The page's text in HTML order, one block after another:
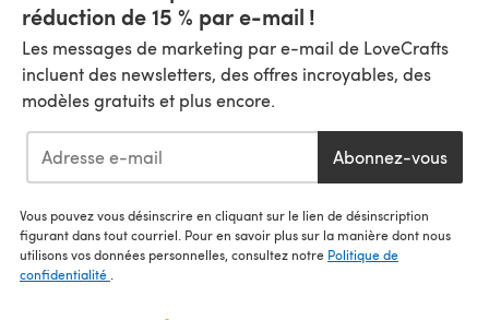
réduction de 15 % par e-mail !
Les messages de marketing par e-mail de LoveCrafts
incluent des newsletters, des offres incroyables, des
modèles gratuits et plus encore.
Abonnez-vous
Vous pouvez vous désinscrire en cliquant sur le lien de désinscription
figurant dans tout courriel. Pour en savoir plus sur la manière dont nous
utilisons vos données personnelles, consultez notre Politique de
confidentialité